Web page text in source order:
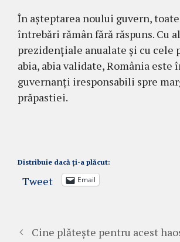
În așteptarea noului guvern,
întrebări rămân fără răspuns. Cu
prezidențiale anualate și cu cele
abia, abia validate, România este
guvernanți iresponsabili spre
prăpastiei.
Distribuie dacă ți-a plăcut:
Tweet Email
Cine plătește pentru acest